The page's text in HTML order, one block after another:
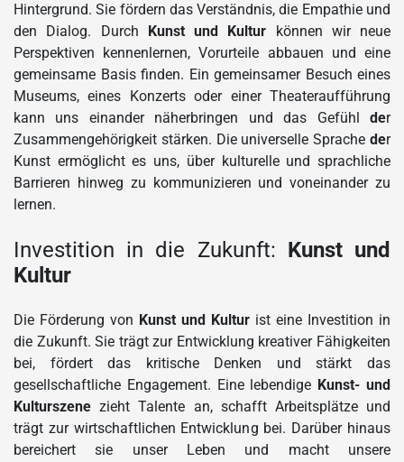
Hintergrund. Sie fördern das Verständnis, die Empathie und
den Dialog. Durch
Kunst und Kultur können wir neue
Perspektiven kennenlernen, Vorurteile abbauen und eine
gemeinsame Basis finden. Ein gemeinsamer Besuch eines
Museums, eines Konzerts oder einer Theateraufführung
kann uns einander näherbringen und das Gefühl der
Zusammengehörigkeit stärken. Die universelle Sprache der
Kunst ermöglicht es uns, über kulturelle und sprachliche
Barrieren hinweg zu kommunizieren und voneinander zu
lernen.
Investition in die Zukunft: Kunst und
Kultur
Die Förderung von Kunst und Kultur ist eine Investition in
die Zukunft. Sie trägt zur Entwicklung kreativer Fähigkeiten
bei, fördert das kritische Denken und stärkt das
gesellschaftliche Engagement. Eine lebendige Kunst- und
Kulturszene zieht Talente an, schafft Arbeitsplätze und
trägt zur wirtschaftlichen Entwicklung bei. Darüber hinaus
bereichert sie unser Leben und macht unsere